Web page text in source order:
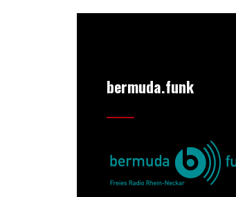
bermuda.funk